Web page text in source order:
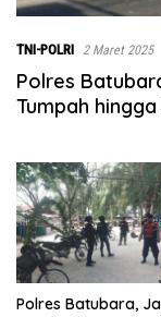
TNI-POLRI 2 Maret 2025
Polres
Tumpah
Polres Batubara,